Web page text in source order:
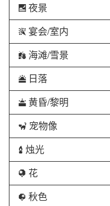
r 夜景
s 宴会/室内
t 海滩/雪景
d 日落
e 黄昏/黎明
f 宠物像
g 烛光
j 花
z 秋色